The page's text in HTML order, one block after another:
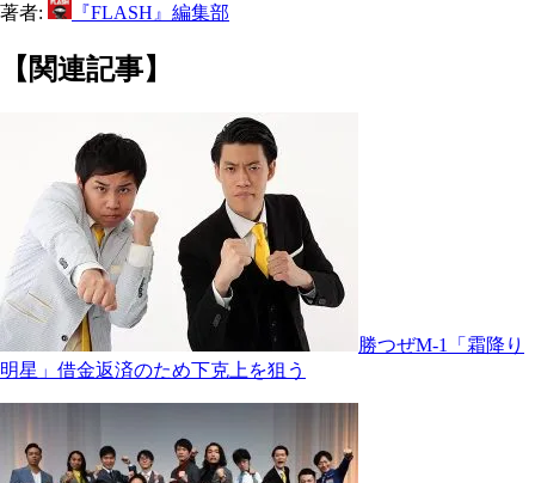
著者: 『FLASH』編集部
【関連記事】
勝つぜM-1「霜降り
明星」借金返済のため下克上を狙う